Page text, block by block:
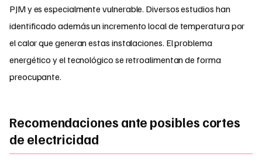
PJM y es especialmente vulnerable. Diversos estudios han
identificado además un incremento local de temperatura por
el calor que generan estas instalaciones. El problema
energético y el tecnológico se retroalimentan de forma
preocupante.
Recomendaciones ante posibles cortes
de electricidad